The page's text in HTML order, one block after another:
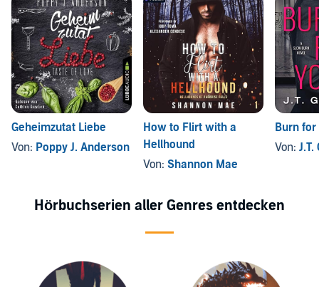
Geheimzutat Liebe
Von: Poppy J. Anderson
How to Flirt with a
Hellhound
Von: Shannon Mae
Burn for
Von:
Hörbuchserien aller Genres entdecken